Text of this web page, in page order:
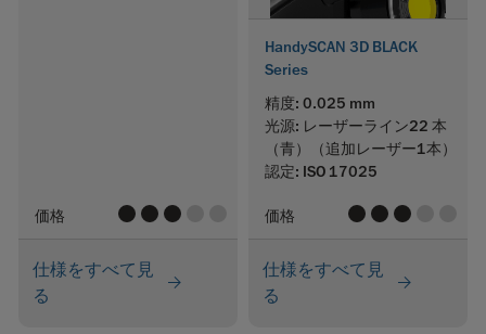
価格 valuevaluevalue
仕様をすべて見
る
HandySCAN 3D BLACK
Series
精度: 0.025 mm
光源: レーザーライン22 本
（青）
（追加レーザー1本）
認定: ISO 17025
価格 valuevaluevalue
仕様をすべて見
る